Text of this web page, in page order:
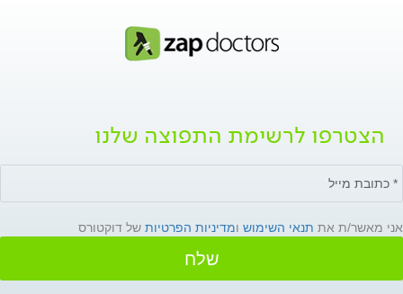
הצטרפו לרשימת התפוצה שלנו
אני מאשר/ת את תנאי השימוש ומדיניות הפרטיות של דוקטורס
שלח